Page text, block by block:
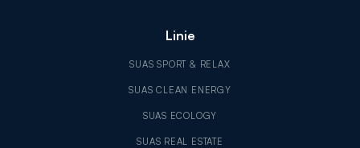
Linie
SUAS SPORT & RELAX
SUAS CLEAN ENERGY
SUAS ECOLOGY
SUAS REAL ESTATE